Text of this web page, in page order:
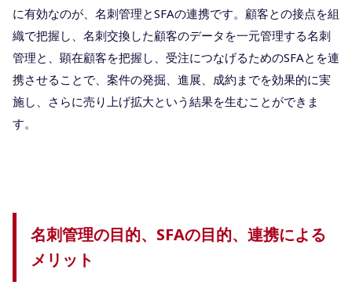
に有効なのが、名刺管理とSFAの連携です。顧客との接点を組
織で把握し、名刺交換した顧客のデータを一元管理する名刺
管理と、顕在顧客を把握し、受注につなげるためのSFAとを連
携させることで、案件の発掘、進展、成約までを効果的に実
施し、さらに売り上げ拡大という結果を生むことができま
す。
名刺管理の目的、SFAの目的、連携による
メリット